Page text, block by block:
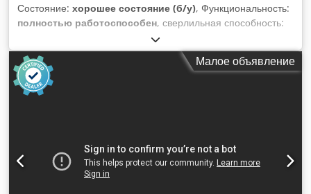
Состояние: хорошее состояние (б/у), Функциональность:
полностью работоспособен, сверлильная способность:
, Машина в почти новом состоянии, в особенно
прочном исполнении с корпусной рамой. Цена
соответствует состоянию. Просьба: не обращайтесь
частным лицам! Dsdpfxozhi Sie An Ieck
Малое объявление